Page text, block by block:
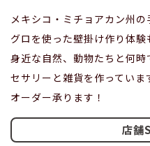
メキシコ・ミチョアカン州
グロを使った壁掛け作り体
身近な自然、動物たちと何
セサリーと雑貨を作ってい
オーダー承ります！
店舗